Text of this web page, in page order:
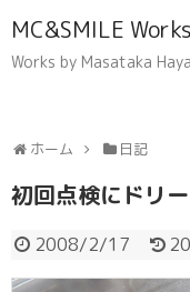
MC&SMILE Works
Works by Masataka
ホーム 日記
初回点検にドリ
2008/2/17